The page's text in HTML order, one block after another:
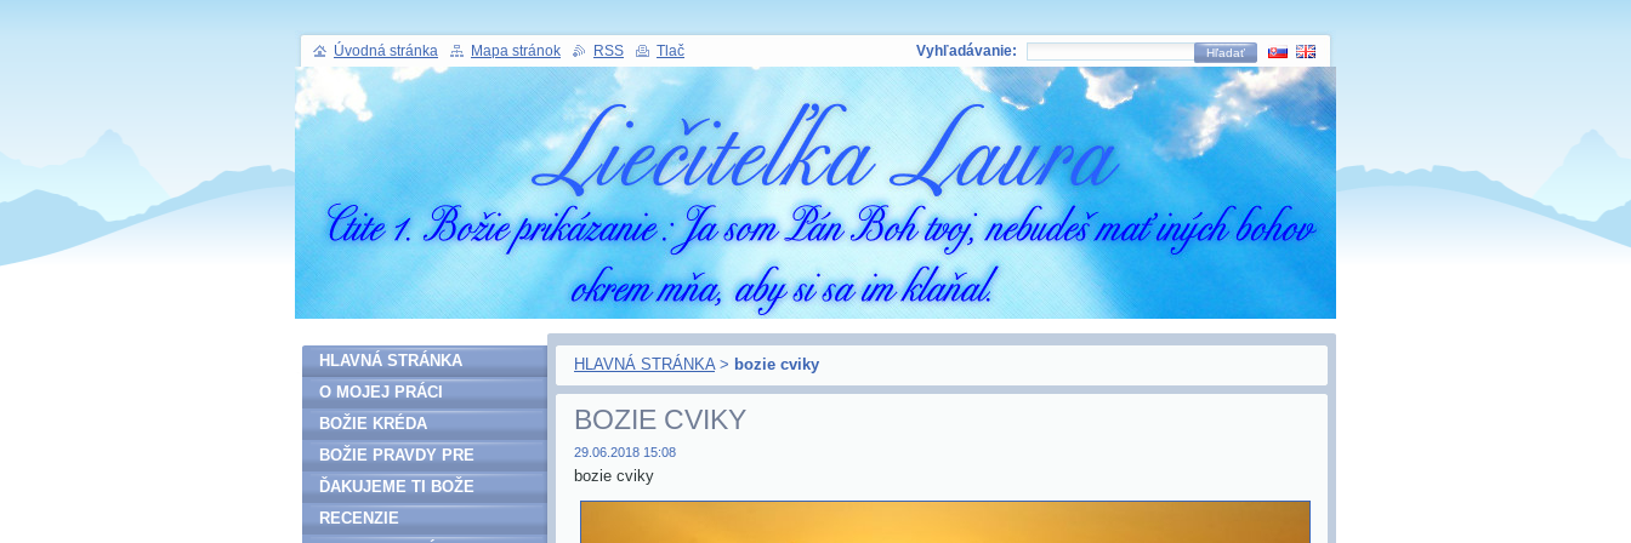
HLAVNÁ STRÁNKA > bozie cviky
BOZIE CVIKY
29.06.2018 15:08
bozie cviky
HLAVNÁ STRÁNKA
O MOJEJ PRÁCI
BOŽIE KRÉDA
BOŽIE PRAVDY PRE
ĽUDSTVO
ĎAKUJEME TI BOŽE
RECENZIE
Úvodná stránka Mapa stránok RSS Tlač Vyhľadávanie: Hľadať